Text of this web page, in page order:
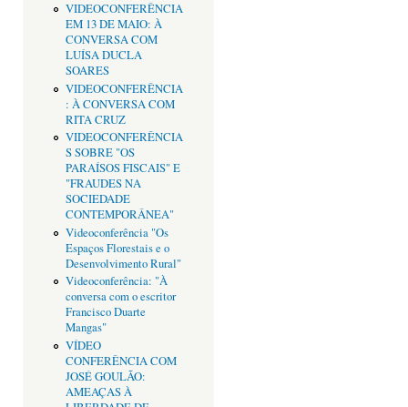
VIDEOCONFERÊNCIA
EM 13 DE MAIO: À
CONVERSA COM
LUÍSA DUCLA
SOARES
VIDEOCONFERÊNCIA
: À CONVERSA COM
RITA CRUZ
VIDEOCONFERÊNCIA
S SOBRE "OS
PARAÍSOS FISCAIS" E
"FRAUDES NA
SOCIEDADE
CONTEMPORÂNEA"
Videoconferência "Os
Espaços Florestais e o
Desenvolvimento Rural"
Videoconferência: "À
conversa com o escritor
Francisco Duarte
Mangas"
VÍDEO
CONFERÊNCIA COM
JOSÉ GOULÃO:
AMEAÇAS À